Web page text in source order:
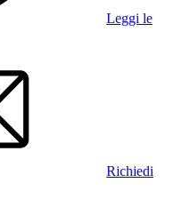
Leggi le
Richiedi